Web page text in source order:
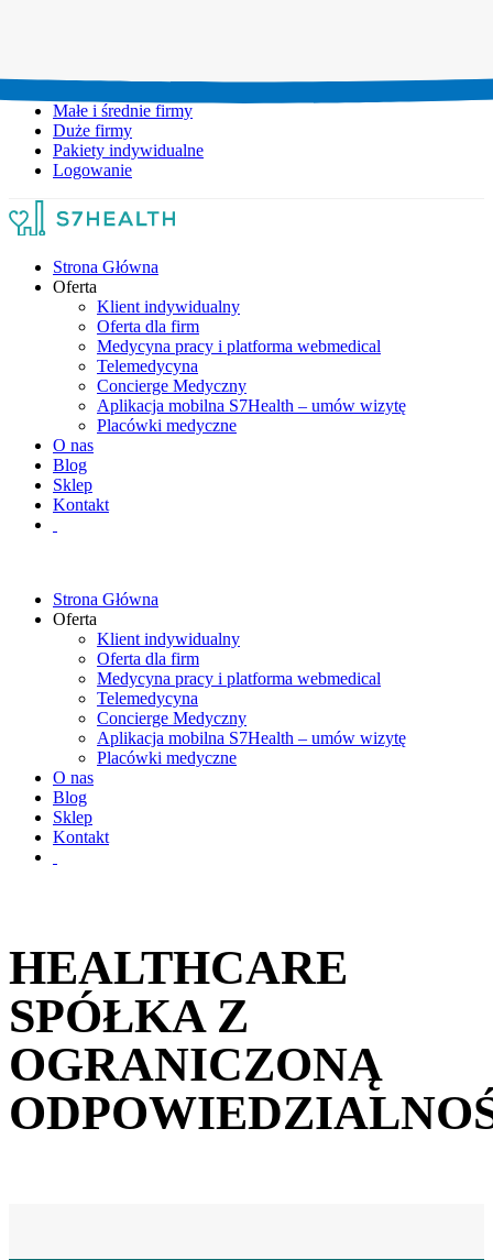
Małe i średnie firmy
Duże firmy
Pakiety indywidualne
Logowanie
Strona Główna
Oferta
Klient indywidualny
Oferta dla firm
Medycyna pracy i platforma webmedical
Telemedycyna
Concierge Medyczny
Aplikacja mobilna S7Health – umów wizytę
Placówki medyczne
O nas
Blog
Sklep
Kontakt
Strona Główna
Oferta
Klient indywidualny
Oferta dla firm
Medycyna pracy i platforma webmedical
Telemedycyna
Concierge Medyczny
Aplikacja mobilna S7Health – umów wizytę
Placówki medyczne
O nas
Blog
Sklep
Kontakt
HEALTHCARE
SPÓŁKA Z
OGRANICZONĄ